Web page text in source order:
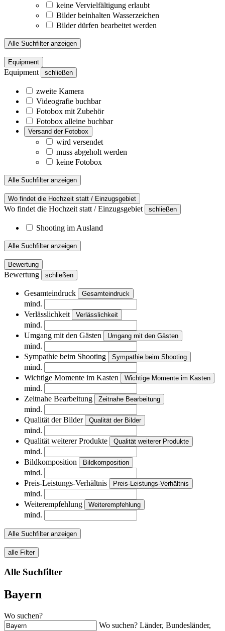
keine Vervielfältigung erlaubt
Bilder beinhalten Wasserzeichen
Bilder dürfen bearbeitet werden
Alle Suchfilter anzeigen
Equipment
Equipment schließen
zweite Kamera
Videografie buchbar
Fotobox mit Zubehör
Fotobox alleine buchbar
Versand der Fotobox
wird versendet
muss abgeholt werden
keine Fotobox
Alle Suchfilter anzeigen
Wo findet die Hochzeit statt / Einzugsgebiet
Wo findet die Hochzeit statt / Einzugsgebiet schließen
Shooting im Ausland
Alle Suchfilter anzeigen
Bewertung
Bewertung schließen
Gesamteindruck Gesamteindruck
mind.
Verlässlichkeit
Verlässlichkeit
mind.
Umgang mit den Gästen
Umgang mit den Gästen
mind.
Sympathie beim Shooting
Sympathie beim Shooting
mind.
Wichtige Momente im Kasten
Wichtige Momente im Kasten
mind.
Zeitnahe Bearbeitung
Zeitnahe Bearbeitung
mind.
Qualität der Bilder
Qualität der Bilder
mind.
Qualität weiterer Produkte
Qualität weiterer Produkte
mind.
Bildkomposition
Bildkomposition
mind.
Preis-Leistungs-Verhältnis
Preis-Leistungs-Verhältnis
mind.
Weiterempfehlung
Weiterempfehlung
mind.
Alle Suchfilter anzeigen
alle Filter
Alle Suchfilter
Bayern
Wo suchen?
Wo suchen? Länder, Bundesländer,